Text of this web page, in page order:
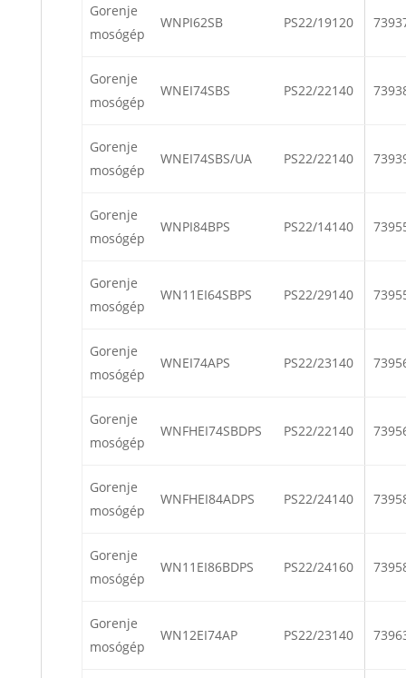
Gorenje
mosógép
WNPI62SB PS22/19120
Gorenje
mosógép
WNEI74SBS PS22/22140
Gorenje
mosógép
WNEI74SBS/UA PS22/22140
Gorenje
mosógép
WNPI84BPS PS22/14140
Gorenje
mosógép
WN11EI64SBPS PS22/29140
Gorenje
mosógép
WNEI74APS PS22/23140
Gorenje
mosógép
WNFHEI74SBDPS PS22/22140
Gorenje
mosógép
WNFHEI84ADPS PS22/24140
Gorenje
mosógép
WN11EI86BDPS PS22/24160
Gorenje
mosógép
WN12EI74AP PS22/23140